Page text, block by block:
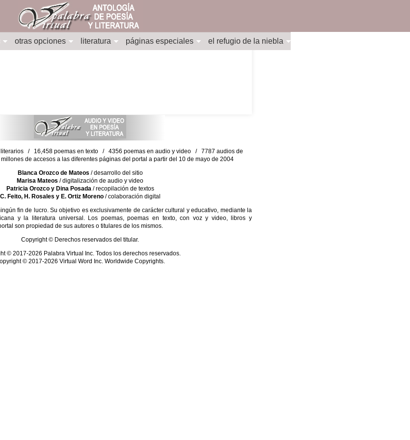
otras opciones literatura páginas especiales el refugio de la niebla
/ 16,458 poemas en texto / 4356 poemas en audio y video / 7787 audios de
de accesos a las diferentes páginas del portal a partir del 10 de mayo de 2004
Blanca Orozco de Mateos / desarrollo del sitio
Marisa Mateos / digitalización de audio y video
Patricia Orozco y Dina Posada/ recopilación de textos
C. Feito, H. Rosales y E. Ortiz Moreno/ colaboración digital
fin de lucro. Su objetivo es exclusivamente de carácter cultural y educativo, mediante la
y la literatura universal. Los poemas, poemas en texto, con voz y video, libros y
son propiedad de sus autores o titulares de los mismos.
Copyright © Derechos reservados del titular.
© 2017-2026 Palabra Virtual Inc. Todos los derechos reservados.
© 2017-2026 Virtual Word Inc. Worldwide Copyrights.